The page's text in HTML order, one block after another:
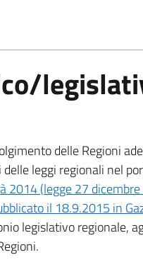
delle Regioni
leggi regionali nel
2014 (legge 27
il 18.9.2015 in
legislativo regionale,